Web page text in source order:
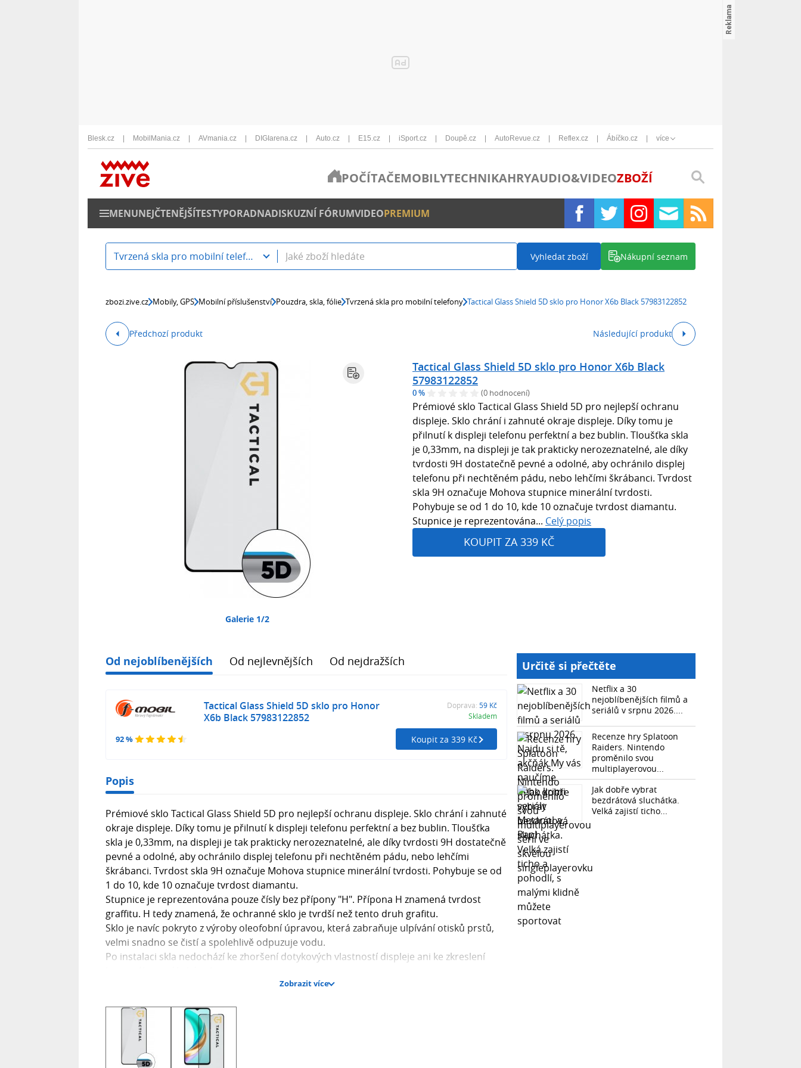
Blesk.cz MobilMania.cz AVmania.cz DIGIarena.cz Auto.cz E15.cz iSport.cz Doupě.cz AutoRevue.cz Reflex.cz Ábíčko.cz více
POČÍTAČEMOBILYTECHNIKAHRYAUDIO&VIDEOZBOŽÍ
MENUNEJČTENĚJŠÍTESTYPORADNADISKUZNÍ FÓRUMVIDEOPREMIUM
Tvrzená skla pro mobilní telefony Vyhledat zboží Nákupní seznam
zbozi.zive.cz Mobily, GPS Mobilní příslušenství Pouzdra, skla, fólie Tvrzená skla pro mobilní telefony Tactical Glass Shield 5D sklo pro Honor X6b Black 57983122852
Předchozí produkt Následující produkt
Galerie 1/2
Tactical Glass Shield 5D sklo pro Honor X6b Black
57983122852
0 % (0 hodnocení)
Prémiové sklo Tactical Glass Shield 5D pro nejlepší ochranu
displeje. Sklo chrání i zahnuté okraje displeje. Díky tomu je
přilnutí k displeji telefonu perfektní a bez bublin. Tloušťka skla
je 0,33mm, na displeji je tak prakticky nerozeznatelné, ale díky
tvrdosti 9H dostatečně pevné a odolné, aby ochránilo displej
telefonu při nechtěném pádu, nebo lehčími škrábanci. Tvrdost
skla 9H označuje Mohova stupnice minerální tvrdosti.
Pohybuje se od 1 do 10, kde 10 označuje tvrdost diamantu.
Stupnice je reprezentována... Celý popis
KOUPIT ZA 339 KČ
Od nejoblíbenějších Od nejlevnějších Od nejdražších
92 %
Tactical Glass Shield 5D sklo pro Honor
X6b Black 57983122852
Doprava: 59 Kč
Skladem
Koupit za 339 Kč
Popis
Prémiové sklo Tactical Glass Shield 5D pro nejlepší ochranu displeje. Sklo chrání i zahnuté
okraje displeje. Díky tomu je přilnutí k displeji telefonu perfektní a bez bublin. Tloušťka
skla je 0,33mm, na displeji je tak prakticky nerozeznatelné, ale díky tvrdosti 9H dostatečně
pevné a odolné, aby ochránilo displej telefonu při nechtěném pádu, nebo lehčími
škrábanci. Tvrdost skla 9H označuje Mohova stupnice minerální tvrdosti. Pohybuje se od
1 do 10, kde 10 označuje tvrdost diamantu.
Stupnice je reprezentována pouze čísly bez přípony "H". Přípona H znamená tvrdost
graffitu. H tedy znamená, že ochranné sklo je tvrdší než tento druh grafitu.
Sklo je navíc pokryto z výroby oleofobní úpravou, která zabraňuje ulpívání otisků prstů,
velmi snadno se čistí a spolehlivě odpuzuje vodu.
Po instalaci skla nedochází ke zhoršení dotykových vlastností displeje ani ke zkreslení
Součástí balení je alkoholový ubrousek pro vyčistění a odmaštění displeje, hadřík z
nalepeným sklem. NEODOLATELNĚ ODOLNÝ
U nás v Tactical dbáme na to, aby věci něco vydržely a za kvalitou svých výrobků si
stojíme! Proto jsme v rámci nadstandartní péče Tactical schopni na tento produkt
nabídnout DOŽIVOTNÍ ZÁRUKU. BE ECO
Zobrazit více
Určitě si přečtěte
Netflix a 30
nejoblíbenějších filmů a
seriálů v srpnu 2026....
Recenze hry Splatoon
Raiders. Nintendo
proměnilo svou
multiplayerovou...
Jak dobře vybrat
bezdrátová sluchátka.
Velká zajistí ticho...